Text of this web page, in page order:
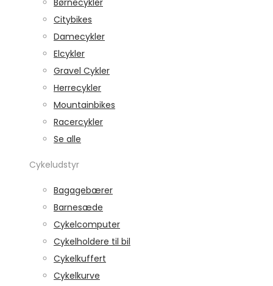
Børnecykler
Citybikes
Damecykler
Elcykler
Gravel Cykler
Herrecykler
Mountainbikes
Racercykler
Se alle
Cykeludstyr
Bagagebærer
Barnesæde
Cykelcomputer
Cykelholdere til bil
Cykelkuffert
Cykelkurve